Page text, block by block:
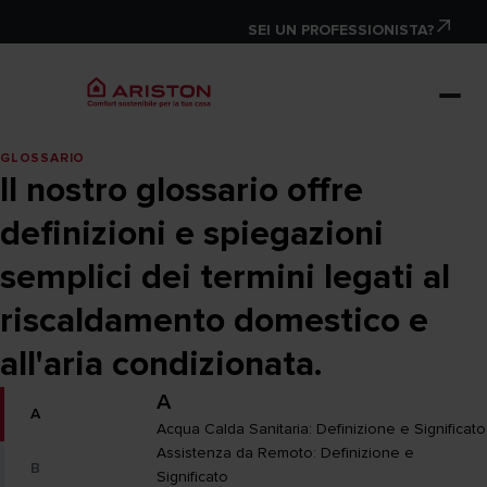
SEI UN PROFESSIONISTA?
GLOSSARIO
Il nostro glossario offre
definizioni e spiegazioni
semplici dei termini legati al
riscaldamento domestico e
all'aria condizionata.
A
B
A
Acqua Calda Sanitaria: Definizione e Significato
Assistenza da Remoto: Definizione e
Significato